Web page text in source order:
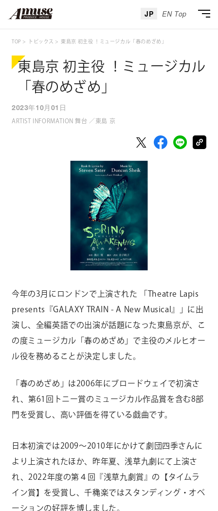
JP EN Top
お問い合わせ
AUDITION アーティスト募集
Amuse Solution
TOP トピックス 東島京 初主役 ！ミュージカル「春のめざめ」
東島京 初主役 ！ミュージカル
「春のめざめ」
2023年10月01日
ARTIST INFORMATION 舞台 ／東島 京
今年の3月にロンドンで上演された 「Theatre Lapis
presents『GALAXY TRAIN - A New Musical』」に出
演し、全編英語での出演が話題になった東島京が、こ
の度ミュージカル「春のめざめ」で主役のメルヒオー
ル役を務めることが決定しました。
「春のめざめ」は2006年にブロードウェイで初演さ
れ、第61回トニー賞のミュージカル作品賞を含む8部
門を受賞し、高い評価を得ている戯曲です。
日本初演では2009～2010年にかけて劇団四季さんに
より上演されたほか、昨年夏、浅草九劇にて上演さ
れ、2022年度の第４回『浅草九劇賞』の【タイムラ
イン賞】を受賞し、千穐楽ではスタンディング・オベ
ーションの好評を博しました。